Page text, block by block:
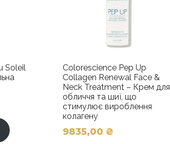
Soleil
Colorescience Pep Up
Collagen Renewal Face &
Neck Treatment – Крем для
обличчя та шиї, що
стимулює вироблення
колагену
9835,00 ₴